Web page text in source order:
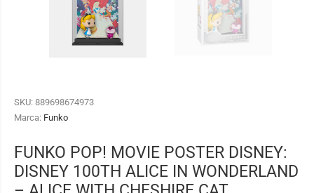
SKU: 889698674973
Marca: Funko
FUNKO POP! MOVIE POSTER DISNEY:
DISNEY 100TH ALICE IN WONDERLAND